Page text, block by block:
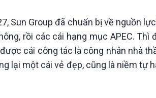
Sun Group đã chuẩn bị về nguồn
rồi các cái hạng mục APEC. Thì
cái công tác là công nhân nhà
lại một cái vẻ đẹp, cũng là niềm tự